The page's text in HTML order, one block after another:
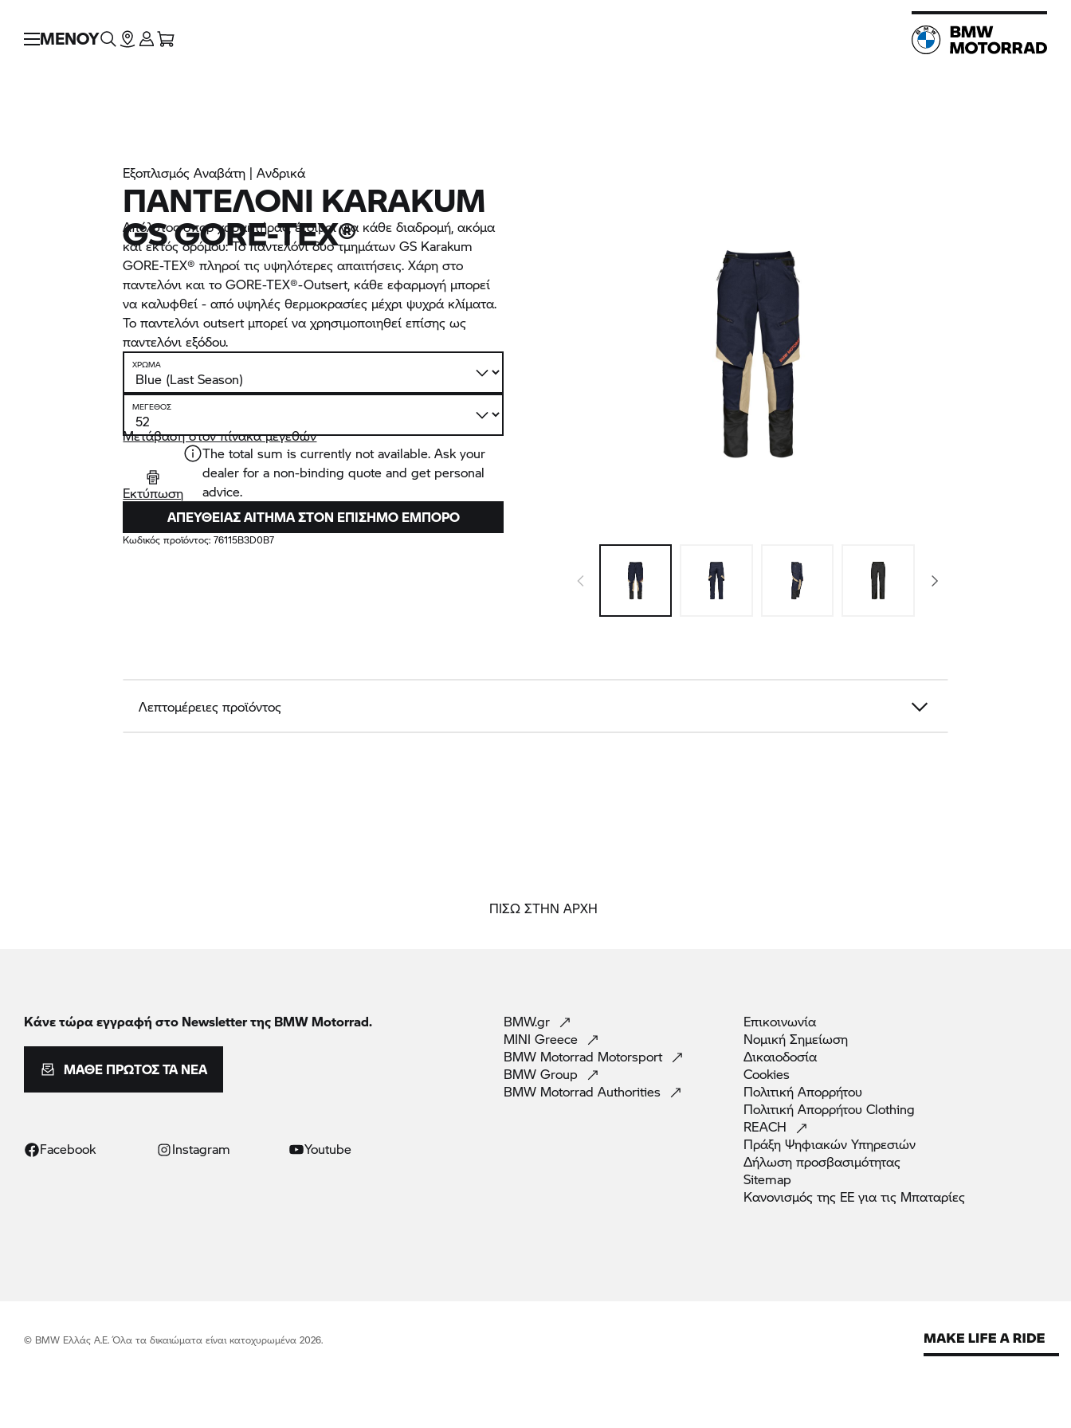
ΜΕΝΟΥ
Εξοπλισμός Αναβάτη | Ανδρικά
ΠΑΝΤΕΛΌΝΙ KARAKUM
GS GORE-TEX®
Απόλυτος σπορ χαρακτήρας, έτοιμοι για κάθε διαδρομή, ακόμα
και εκτός δρόμου: Το παντελόνι δύο τμημάτων GS Karakum
GORE-TEX® πληροί τις υψηλότερες απαιτήσεις. Χάρη στο
παντελόνι και το GORE-TEX®-Outsert, κάθε εφαρμογή μπορεί
να καλυφθεί - από υψηλές θερμοκρασίες μέχρι ψυχρά κλίματα.
Το παντελόνι outsert μπορεί να χρησιμοποιηθεί επίσης ως
παντελόνι εξόδου.
ΧΡΏΜΑ
ΜΈΓΕΘΟΣ
Μετάβαση στον πίνακα μεγεθών
Εκτύπωση
The total sum is currently not available. Ask your
dealer for a non-binding quote and get personal
advice.
ΑΠΕΥΘΕΊΑΣ ΑΊΤΗΜΑ ΣΤΟΝ ΕΠΊΣΗΜΟ ΈΜΠΟΡΟ
Κωδικός προϊόντος:76115B3D0B7
Λεπτομέρειες προϊόντος
ΠΙΣΩ ΣΤΗΝ ΑΡΧΗ
Κάνε τώρα εγγραφή στο Newsletter της BMW Motorrad.
ΜΆΘΕ ΠΡΏΤΟΣ ΤΑ ΝΈΑ
Facebook Instagram Youtube
BMW.gr
MINI Greece
BMW Motorrad Motorsport
BMW Group
BMW Motorrad Authorities
Επικοινωνία
Νομική Σημείωση
Δικαιοδοσία
Cookies
Πολιτική Απορρήτου
Πολιτική Απορρήτου Clothing
REACH
Πράξη Ψηφιακών Υπηρεσιών
Δήλωση προσβασιμότητας
Sitemap
Κανονισμός της ΕΕ για τις Μπαταρίες
© BMW Ελλάς Α.Ε. Όλα τα δικαιώματα είναι κατοχυρωμένα 2026.